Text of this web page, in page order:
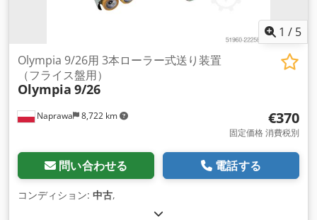
1 / 5
Naprawa 8,722 km
Olympia 9/26用 3本ローラー式送り装置
（フライス盤用）
Olympia 9/26
€370
固定価格 消費税別
問い合わせる 電話する
コンディション: 中古,